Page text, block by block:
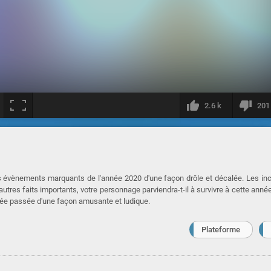
2.6 k 201
marquants de l'année 2020 d'une façon drôle et décalée. Les
faits importants, votre personnage parviendra-t-il à survivre à cette
passée d'une façon amusante et ludique.
Plateforme